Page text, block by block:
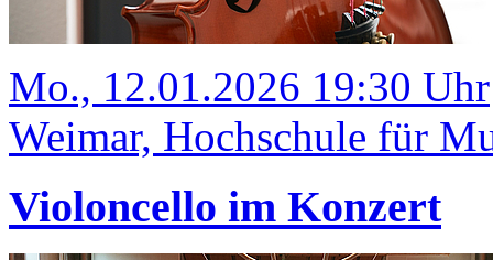
Mo., 12.01.2026 19:30 Uhr
Weimar, Hochschule für
Violoncello im Konzert